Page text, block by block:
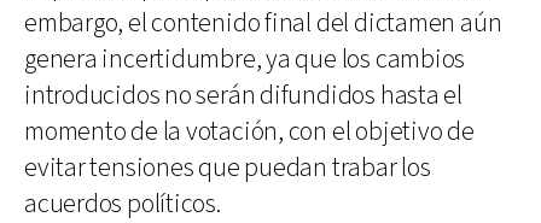
embargo, el contenido final del dictamen aún
genera incertidumbre, ya que los cambios
introducidos no serán difundidos hasta el
momento de la votación, con el objetivo de
evitar tensiones que puedan trabar los
acuerdos políticos.